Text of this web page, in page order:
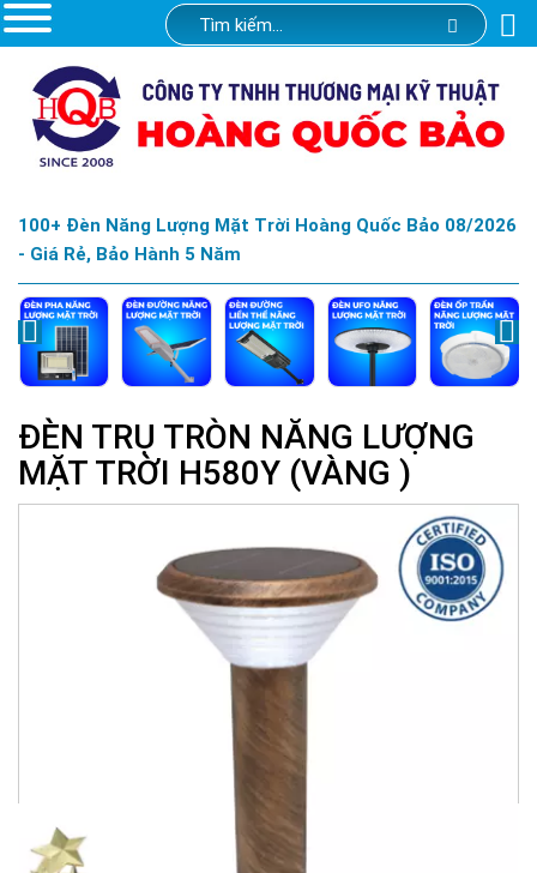
100+ Đèn Năng Lượng Mặt Trời Hoàng Quốc Bảo 08/2026
- Giá Rẻ, Bảo Hành 5 Năm
ĐÈN TRỤ TRÒN NĂNG LƯỢNG
MẶT TRỜI H580Y (VÀNG )